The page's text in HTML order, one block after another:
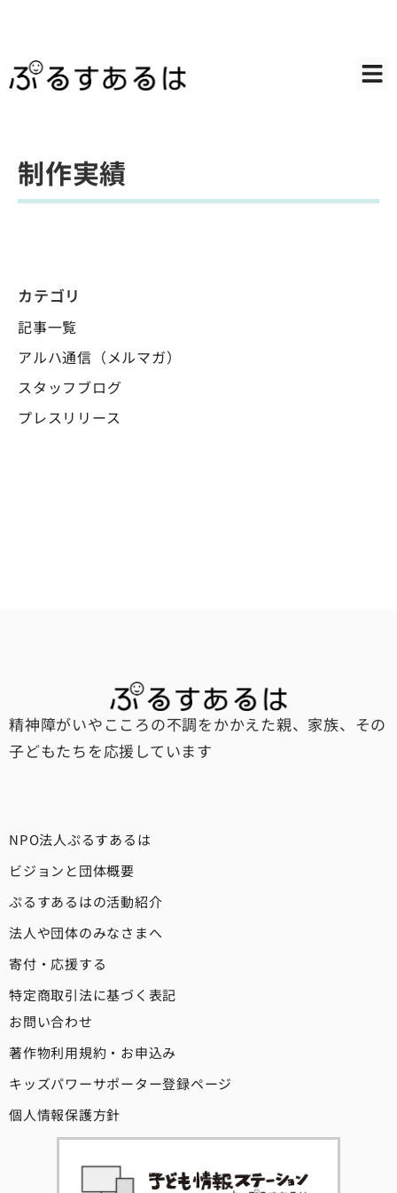
制作実績
カテゴリ
記事一覧
アルハ通信（メルマガ）
スタッフブログ
プレスリリース
精神障がいやこころの不調をかかえた親、家族、その
子どもたちを応援しています
NPO法人ぷるすあるは
ビジョンと団体概要
ぷるすあるはの活動紹介
法人や団体のみなさまへ
寄付・応援する
特定商取引法に基づく表記
お問い合わせ
著作物利用規約・お申込み
キッズパワーサポーター登録ページ
個人情報保護方針